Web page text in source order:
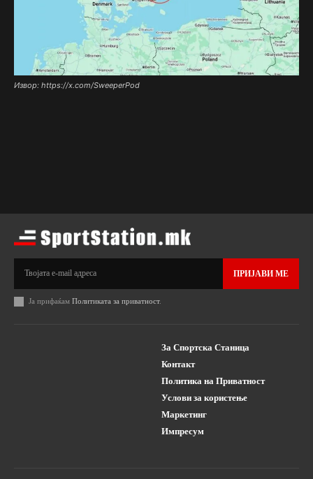
Извор: https://x.com/SweeperPod
ПРИЈАВИ МЕ
Ја прифаќам Политиката за приватност.
За Спортска Станица
Контакт
Политика на Приватност
Услови за користење
Маркетинг
Импресум